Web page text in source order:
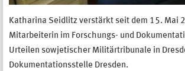
Katharina Seidlitz verstärkt seit dem 15. Mai
Mitarbeiterin im Forschungs- und
Urteilen sowjetischer Militärtribunale in
Dokumentationsstelle Dresden.